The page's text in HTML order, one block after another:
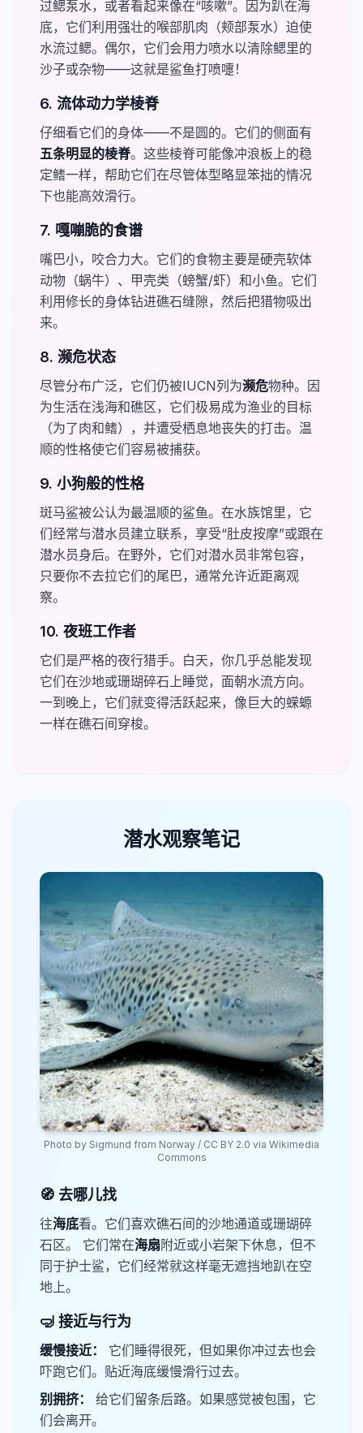
过鳃泵水，或者看起来像在“咳嗽”。因为趴在海
底，它们利用强壮的喉部肌肉（颊部泵水）迫使
水流过鳃。偶尔，它们会用力喷水以清除鳃里的
沙子或杂物——这就是鲨鱼打喷嚏！
6. 流体动力学棱脊
仔细看它们的身体——不是圆的。它们的侧面有​
五条明显的棱脊。这些棱脊可能像冲浪板上的稳
定鳍一样，帮助它们在尽管体型略显笨拙的情况
下也能高效滑行。
7. 嘎嘣脆的食谱
嘴巴小，咬合力大。它们的食物主要是硬壳软体
动物（蜗牛）、甲壳类（螃蟹/虾）和小鱼。它们
利用修长的身体钻进礁石缝隙，然后把猎物吸出
来。
8. 濒危状态
尽管分布广泛，它们仍被IUCN列为​​濒危物种。因
为生活在浅海和礁区，它们极易成为渔业的目标
（为了肉和鳍），并遭受栖息地丧失的打击。温
顺的性格使它们容易被捕获。
9. 小狗般的性格
斑马鲨被公认为最温顺的鲨鱼。在水族馆里，它
们经常与潜水员建立联系，享受“肚皮按摩”或跟在
潜水员身后。在野外，它们对潜水员非常包容，
只要你不去拉它们的尾巴，通常允许近距离观
察。
10. 夜班工作者
它们是严格的夜行猎手。白天，你几乎总能发现
它们在沙地或珊瑚碎石上睡觉，面朝水流方向。
一到晚上，它们就变得活跃起来，像巨大的蝾螈
一样在礁石间穿梭。
潜水观察笔记
Photo by Sigmund from Norway / CC BY 2.0 via Wikimedia
Commons
🧭 去哪儿找
往​海底​看。它们喜欢礁石间的沙地通道或珊瑚碎
石区。 它们常在​海扇​附近或小岩架下休息，但不
同于护士鲨，它们经常就这样毫无遮挡地趴在空
地上。
🤿 接近与行为
缓慢接近：
它们睡得很死，但如果你冲过去也会
吓跑它们。贴近海底缓慢滑行过去。
​别拥挤：
给它们留条后路。如果感觉被包围，它
们会离开。